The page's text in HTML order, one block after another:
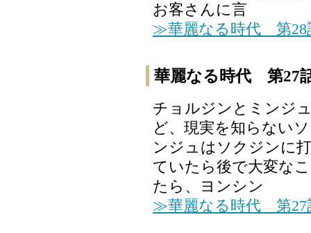
お客さんに言
≫華麗なる時代 第28
華麗なる時代 第27
チョルジンとミンジ
ど、現実を知らない
ンジュはソクジンに
ていたら後で大変な
たら、ヨンシン
≫華麗なる時代 第27